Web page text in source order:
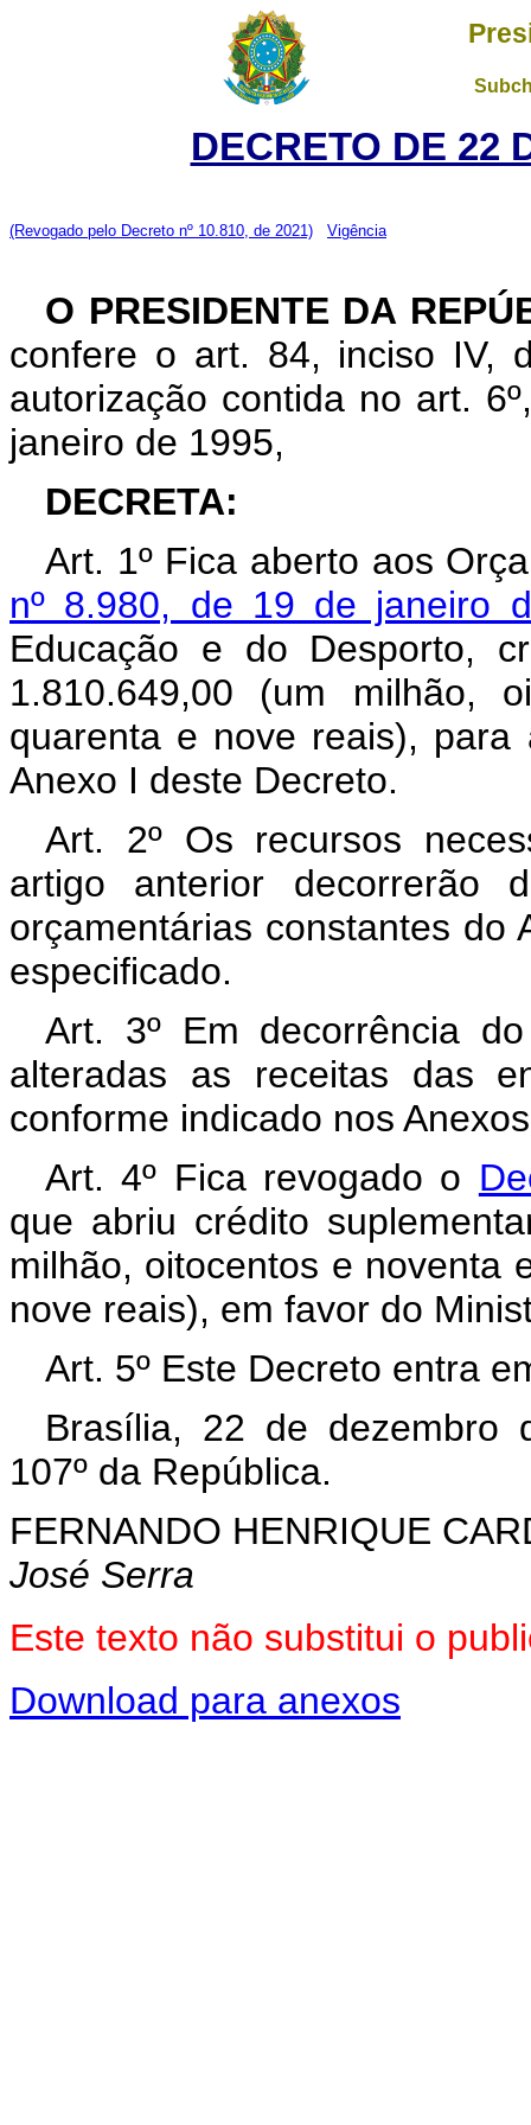
DECRETO DE 22
(Revogado pelo Decreto nº 10.810, de 2021) Vigência
O PRESIDENTE DA
confere o art. 84, inciso IV,
autorização contida no art.
janeiro de 1995,
DECRETA:
Art. 1º Fica aberto aos
nº 8.980, de 19 de janeiro
Educação e do Desporto,
1.810.649,00 (um milhão,
quarenta e nove reais),
Anexo I deste Decreto.
Art. 2º Os recursos
artigo anterior decorrerão
orçamentárias constantes do
especificado.
Art. 3º Em decorrência
alteradas as receitas das
conforme indicado nos
Art. 4º Fica revogado o
que abriu crédito
milhão, oitocentos e noventa
nove reais), em favor do
Art. 5º Este Decreto entra
Brasília, 22 de dezembro
107º da República.
FERNANDO HENRIQUE
José Serra
Este texto não substitui o
Download para anexos